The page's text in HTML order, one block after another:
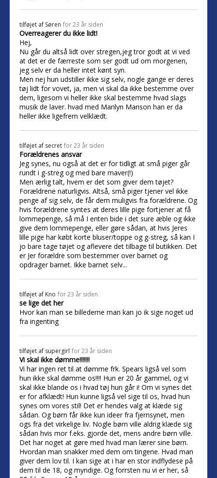
tilføjet af Søren for 23 år siden
Overreagerer du ikke lidt!
Hej,
Nu går du altså lidt over stregen,jeg tror godt at vi ved
at det er de færreste som ser godt ud om morgenen,
jeg selv er da heller intet kønt syn.
Men nej hun udstiller ikke sig selv, nogle gange er deres
tøj lidt for vovet, ja, men vi skal da ikke bestemme over
dem, ligesom vi heller ikke skal bestemme hvad slags
musik de laver. hvad med Marilyn Manson han er da
heller ikke ligefrem velklædt.
tilføjet af secret for 23 år siden
Forældrenes ansvar
Jeg synes, nu også at det er for tidligt at små piger går
rundt i g-streg og med bare maver(!)
Men ærlig talt, hvem er det som giver dem tøjet?
Forældrene naturligvis. Altså, små piger tjener vel ikke
penge af sig selv, de får dem muligvis fra forældrene. Og
hvis forældrene syntes at deres lille pige fortjener at få
lommepenge, så må I enten bide i det sure æble og ikke
give dem lommepenge, eller gøre sådan, at hvis Jeres
lille pige har købt korte bluser/toppe og g-streg, så kan I
jo bare tage tøjet og aflevere det tilbage til butikken. Det
er Jer forældre som bestemmer over barnet og
opdrager barnet. Ikke barnet selv...
tilføjet af Kno for 23 år siden
se lige det her
Hvor kan man se billederne man kan jo ik sige noget ud
fra ingenting
tilføjet af supergirl for 23 år siden
Vi skal ikke dømme!!!!!!!
Vi har ingen ret til at dømme frk. Spears ligså vel som
hun ikke skal dømme os!!!! Hun er 20 år gammel, og vi
skal ikke blande os i hvad tøj hun går i! Om vi synes det
er for afklædt! Hun kunne ligså vel sige til os, hvad hun
synes om vores stil! Det er hendes valg at klæde sig
sådan. Og børn får ikke kun ideer fra fjernsynet, men
ogs fra det virkelige liv. Nogle børn ville aldrig klæde sig
sådan hvis mor f.eks. gjorde det, mens andre børn ville.
Det har noget at gøre med hvad man lærer sine børn.
Hvordan man snakker med dem om tingene. Hvad man
giver dem lov til. I kan sige at i har en stor indflydese på
dem til de 18, og myndige. Og forrsten nu vi er her, så